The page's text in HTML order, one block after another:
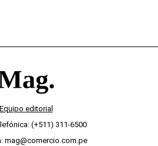
Equipo editorial
(+511) 311-6500
mag@comercio.com.pe